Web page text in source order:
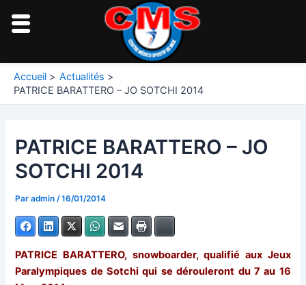
Accueil
Actualités
PATRICE BARATTERO – JO SOTCHI 2014
PATRICE BARATTERO – JO
SOTCHI 2014
Paradmin /16/01/2014
FacebookLinkedIn WhatsApp
E-mail
PATRICE BARATTERO, snowboarder, qualifié aux Jeux
Paralympiques de Sotchi qui se dérouleront du 7 au 16
Navigation
des